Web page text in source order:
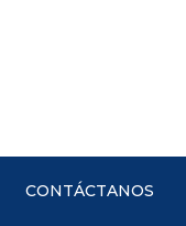
CONTÁCTANOS